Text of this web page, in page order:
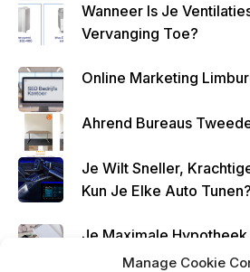
Manage Cookie
Te
Houde
Wanneer Is Je
Vervanging Toe?
Online Marketing
Ahrend Bureaus
Je Wilt Sneller,
Kun Je Elke Auto Tunen?
Je Maximale
Begin Je?